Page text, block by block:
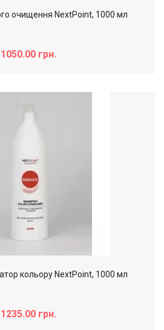
очищення NextPoint, 1000 мл
1050.00 грн.
кольору NextPoint, 1000 мл
1235.00 грн.